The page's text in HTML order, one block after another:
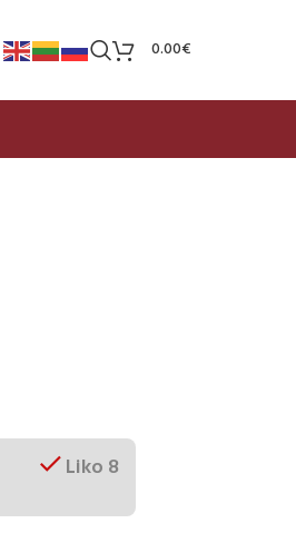
0.00€
Liko 8